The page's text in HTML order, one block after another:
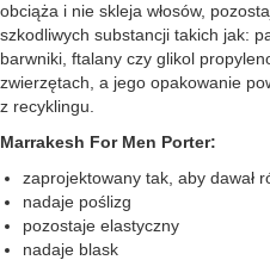
obciąża i nie skleja włosów,
szkodliwych substancji takich jak:
barwniki, ftalany czy glikol
zwierzętach, a jego opakowanie
z recyklingu.
Marrakesh For Men Porter:
zaprojektowany tak, aby dawał
nadaje poślizg
pozostaje elastyczny
nadaje blask